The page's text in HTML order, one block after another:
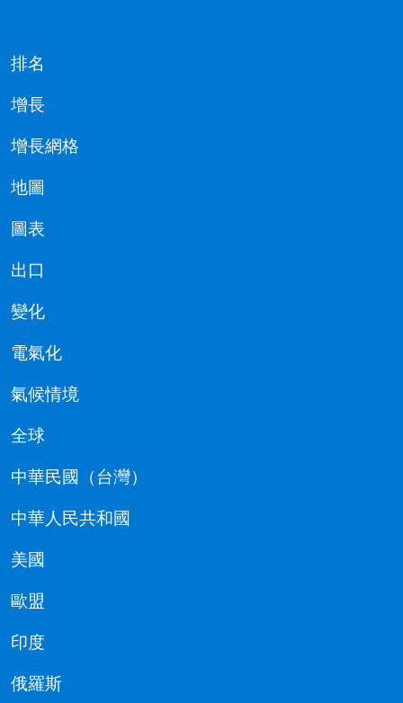
排名
增長
增長網格
地圖
圖表
出口
變化
電氣化
氣候情境
全球
中華民國（台灣）
中華人民共和國
美國
歐盟
印度
俄羅斯